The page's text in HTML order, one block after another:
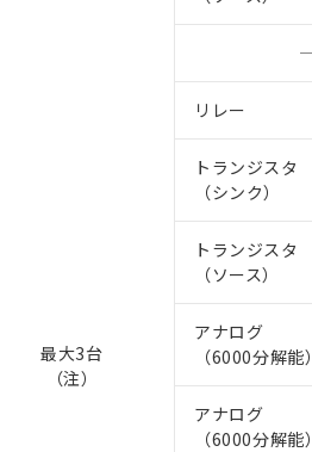
最大3台
（注）
リレー
トランジスタ
（シンク）
トランジスタ
（ソース）
アナログ
（6000分解能）
アナログ
（6000分解能）